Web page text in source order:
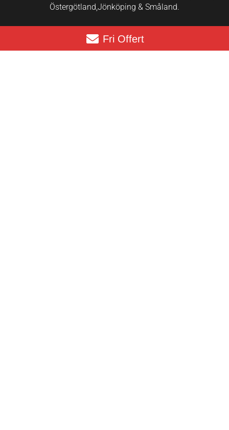
Östergötland,Jönköping & Småland.
Fri Offert